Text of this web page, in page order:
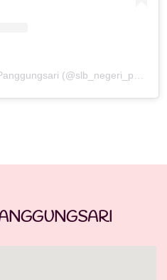
A post shared by Slb Negeri Panggungsari (@slb_negeri_panggungsari)